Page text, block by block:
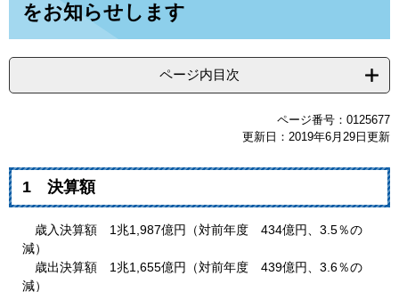
をお知らせします
ページ内目次
ページ番号：0125677
更新日：2019年6月29日更新
1 決算額
歳入決算額 1兆1,987億円（対前年度 434億円、3.5％の
減）
歳出決算額 1兆1,655億円（対前年度 439億円、3.6％の
減）